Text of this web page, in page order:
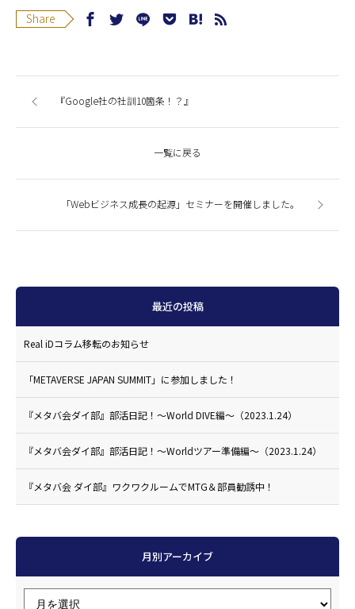
Share
『Google社の社訓10箇条！？』
一覧に戻る
「Webビジネス成長の起源」セミナーを開催しました。
最近の投稿
Real iDコラム移転のお知らせ
「METAVERSE JAPAN SUMMIT」に参加しました！
『メタバ会ダイ部』部活日記！〜World DIVE編〜（2023.1.24）
『メタバ会ダイ部』部活日記！〜Worldツアー準備編〜（2023.1.24）
『メタバ会 ダイ部』ワクワクルームでMTG＆部員勧誘中！
月別アーカイブ